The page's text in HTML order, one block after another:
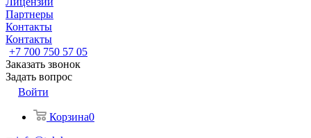
Партнеры
Контакты
Контакты
+7 700 750 57 05
Заказать звонок
Задать вопрос
Войти
Корзина0